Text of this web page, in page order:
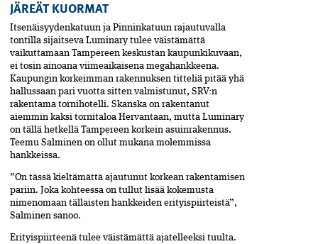
JÄREÄT KUORMAT
Itsenäisyydenkatuun ja Pinninkatuun rajautuvalla
tontilla sijaitseva Luminary tulee väistämättä
vaikuttamaan Tampereen keskustan kaupunkikuvaan,
ei tosin ainoana viimeaikaisena megahankkeena.
Kaupungin korkeimman rakennuksen titteliä pitää yhä
hallussaan pari vuotta sitten valmistunut, SRV:n
rakentama tornihotelli. Skanska on rakentanut
aiemmin kaksi tornitaloa Hervantaan, mutta Luminary
on tällä hetkellä Tampereen korkein asuinrakennus.
Teemu Salminen on ollut mukana molemmissa
hankkeissa.
”On tässä kieltämättä ajautunut korkean rakentamisen
pariin. Joka kohteessa on tullut lisää kokemusta
nimenomaan tällaisten hankkeiden erityispiirteistä”,
Salminen sanoo.
Erityispiirteenä tulee väistämättä ajatelleeksi tuulta.